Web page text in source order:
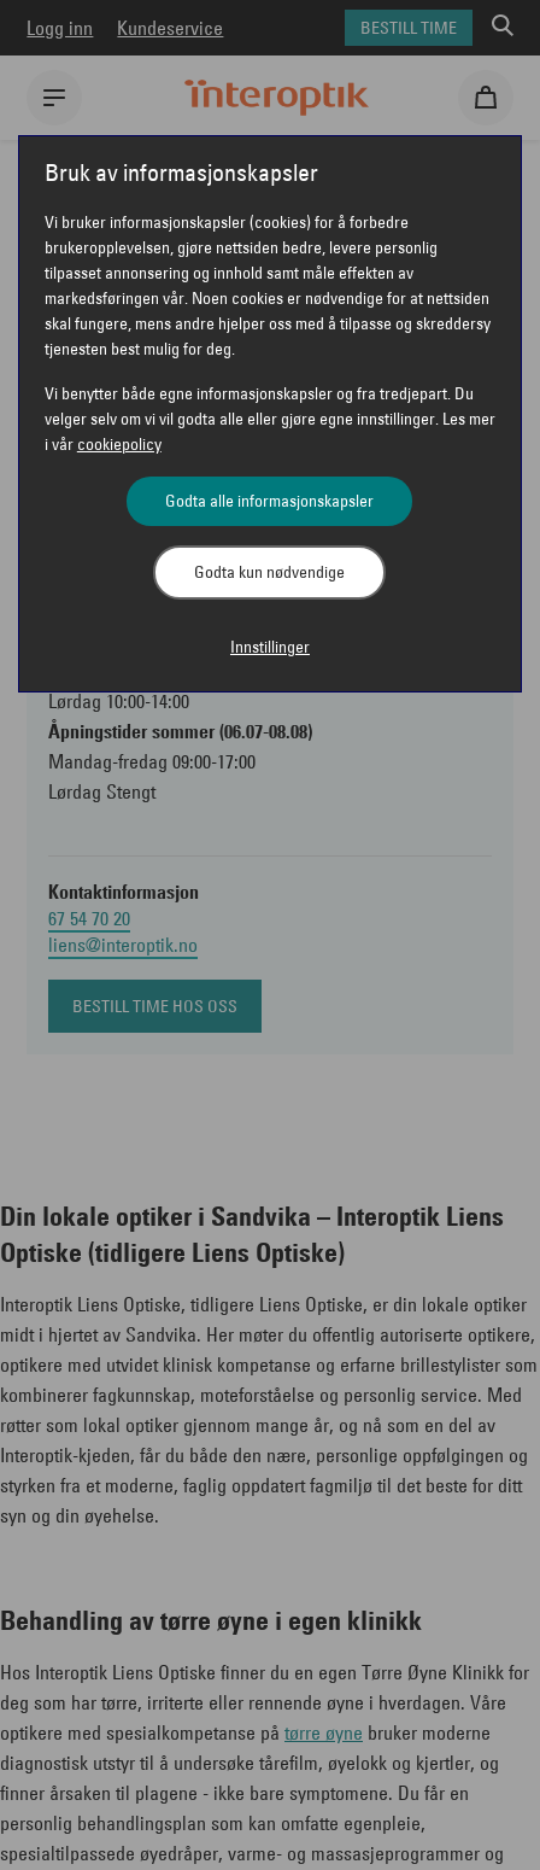
Logg inn Kundeservice BESTILL TIME
Interoptik
INTEROPTIK LIENS
OPTISKE
Interoptik Liens Optiske
Rådmann Halmrasts vei 2
Lørdag 10:00-14:00
Åpningstider sommer (06.07-08.08)
Mandag-fredag 09:00-17:00
Lørdag Stengt
Kontaktinformasjon
67 54 70 20
liens@interoptik.no
BESTILL TIME HOS OSS
Din lokale optiker i Sandvika – Interoptik Liens
Optiske (tidligere Liens Optiske)
Interoptik Liens Optiske, tidligere Liens Optiske, er din lokale optiker
midt i hjertet av Sandvika. Her møter du offentlig autoriserte optikere,
optikere med utvidet klinisk kompetanse og erfarne brillestylister som
kombinerer fagkunnskap, moteforståelse og personlig service. Med
røtter som lokal optiker gjennom mange år, og nå som en del av
Interoptik-kjeden, får du både den nære, personlige oppfølgingen og
styrken fra et moderne, faglig oppdatert fagmiljø til det beste for ditt
syn og din øyehelse.
Behandling av tørre øyne i egen klinikk
Hos Interoptik Liens Optiske finner du en egen Tørre Øyne Klinikk for
deg som har tørre, irriterte eller rennende øyne i hverdagen. Våre
optikere med spesialkompetanse på tørre øyne bruker moderne
diagnostisk utstyr til å undersøke tårefilm, øyelokk og kjertler, og
finner årsaken til plagene - ikke bare symptomene. Du får en
personlig behandlingsplan som kan omfatte egenpleie,
spesialtilpassede øyedråper, varme- og massasjeprogrammer og
Bruk av informasjonskapsler
Vi bruker informasjonskapsler (cookies) for å forbedre
brukeropplevelsen, gjøre nettsiden bedre, levere personlig
tilpasset annonsering og innhold samt måle effekten av
markedsføringen vår. Noen cookies er nødvendige for at nettsiden
skal fungere, mens andre hjelper oss med å tilpasse og skreddersy
tjenesten best mulig for deg.
Vi benytter både egne informasjonskapsler og fra tredjepart. Du
velger selv om vi vil godta alle eller gjøre egne innstillinger. Les mer
i vår cookiepolicy
Godta alle informasjonskapsler
Godta kun nødvendige
Innstillinger